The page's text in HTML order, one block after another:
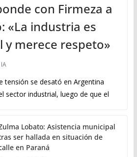
con Firmeza a
«La industria es
y merece respeto»
tensión se desató en Argentina
sector industrial, luego de que el
Lobato: Asistencia municipal
ser hallada en situación de
en Paraná